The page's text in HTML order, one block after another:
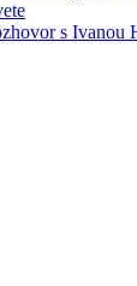
s Ivanou